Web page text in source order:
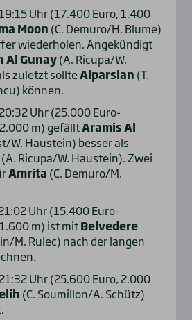
Uhr (17.400 Euro, 1.400
Moon (C. Demuro/H. Blume)
wiederholen. Angekündigt
Al Gunay(A. Ricupa/W.
zuletzt sollteAlparslan (T.
können.
Uhr (25.000 Euro-
m) gefälltAramis Al
W. Haustein) besser als
Ricupa/W. Haustein). Zwei
Amrita (C. Demuro/M.
Uhr (15.400 Euro-
m) ist mitBelvedere
M. Rulec) nach der langen
Uhr (25.600 Euro, 2.000
(C. Soumillon/A. Schütz)